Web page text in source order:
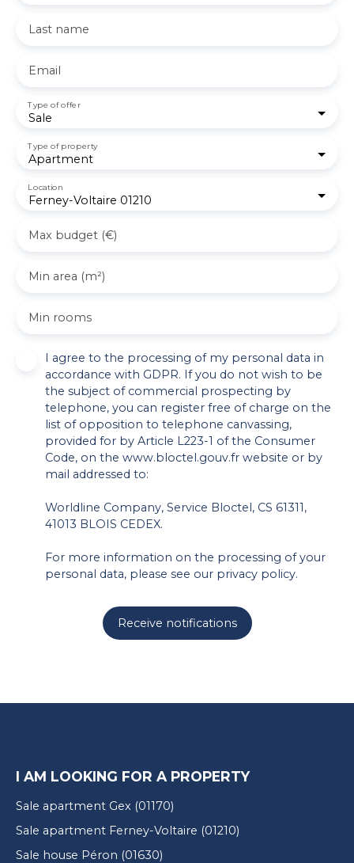
Last name
Email
Sale
Type of offer
Apartment
Type of property
Ferney-Voltaire 01210
Location
Max budget (€)
Min area (m²)
Min rooms
I agree to the processing of my personal data in
accordance with GDPR. If you do not wish to be
the subject of commercial prospecting by
telephone, you can register free of charge on the
list of opposition to telephone canvassing,
provided for by Article L223-1 of the Consumer
Code, on the www.bloctel.gouv.fr website or by
mail addressed to:
Worldline Company, Service Bloctel, CS 61311,
41013 BLOIS CEDEX.
For more information on the processing of your
personal data, please see our privacy policy.
Receive notifications
I AM LOOKING FOR A PROPERTY
Sale apartment Gex (01170)
Sale apartment Ferney-Voltaire (01210)
Sale house Péron (01630)